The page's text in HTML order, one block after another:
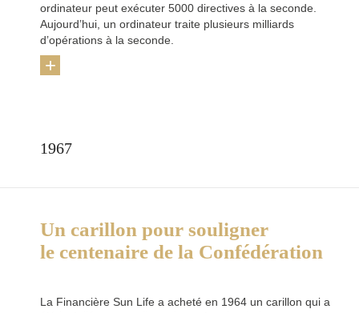
ordinateur peut exécuter 5000 directives à la seconde.
Aujourd’hui, un ordinateur traite plusieurs milliards
d’opérations à la seconde.
+
1967
Un carillon pour souligner
le centenaire de la Confédération
La Financière Sun Life a acheté en 1964 un carillon qui a